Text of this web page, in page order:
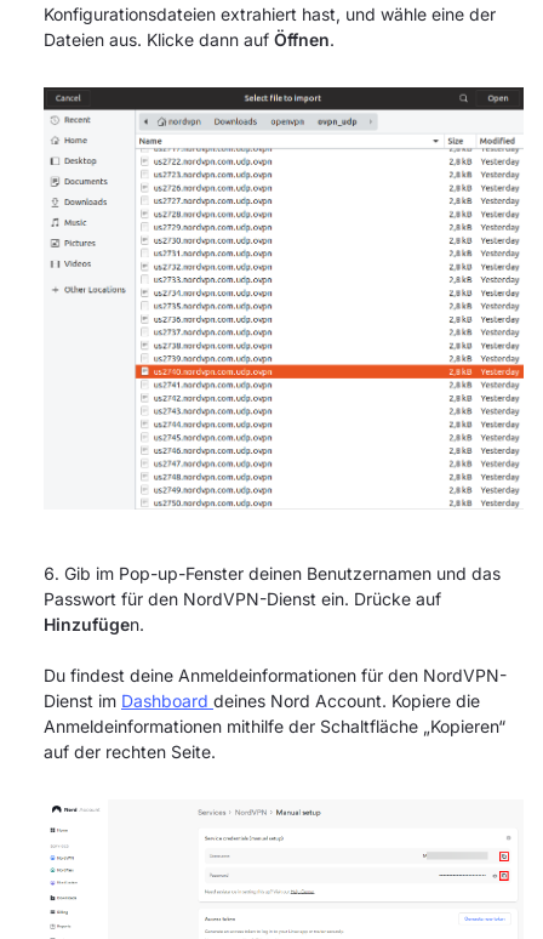
Konfigurationsdateien extrahiert hast, und wähle eine der
Dateien aus. Klicke dann auf Öffnen.
Gib im Pop-up-Fenster deinen Benutzernamen und das
Passwort für den NordVPN-Dienst ein. Drücke auf
Hinzufügen.
Du findest deine Anmeldeinformationen für den NordVPN-
Dienst im Dashboard deines Nord Account. Kopiere die
Anmeldeinformationen mithilfe der Schaltfläche „Kopieren“
auf der rechten Seite.